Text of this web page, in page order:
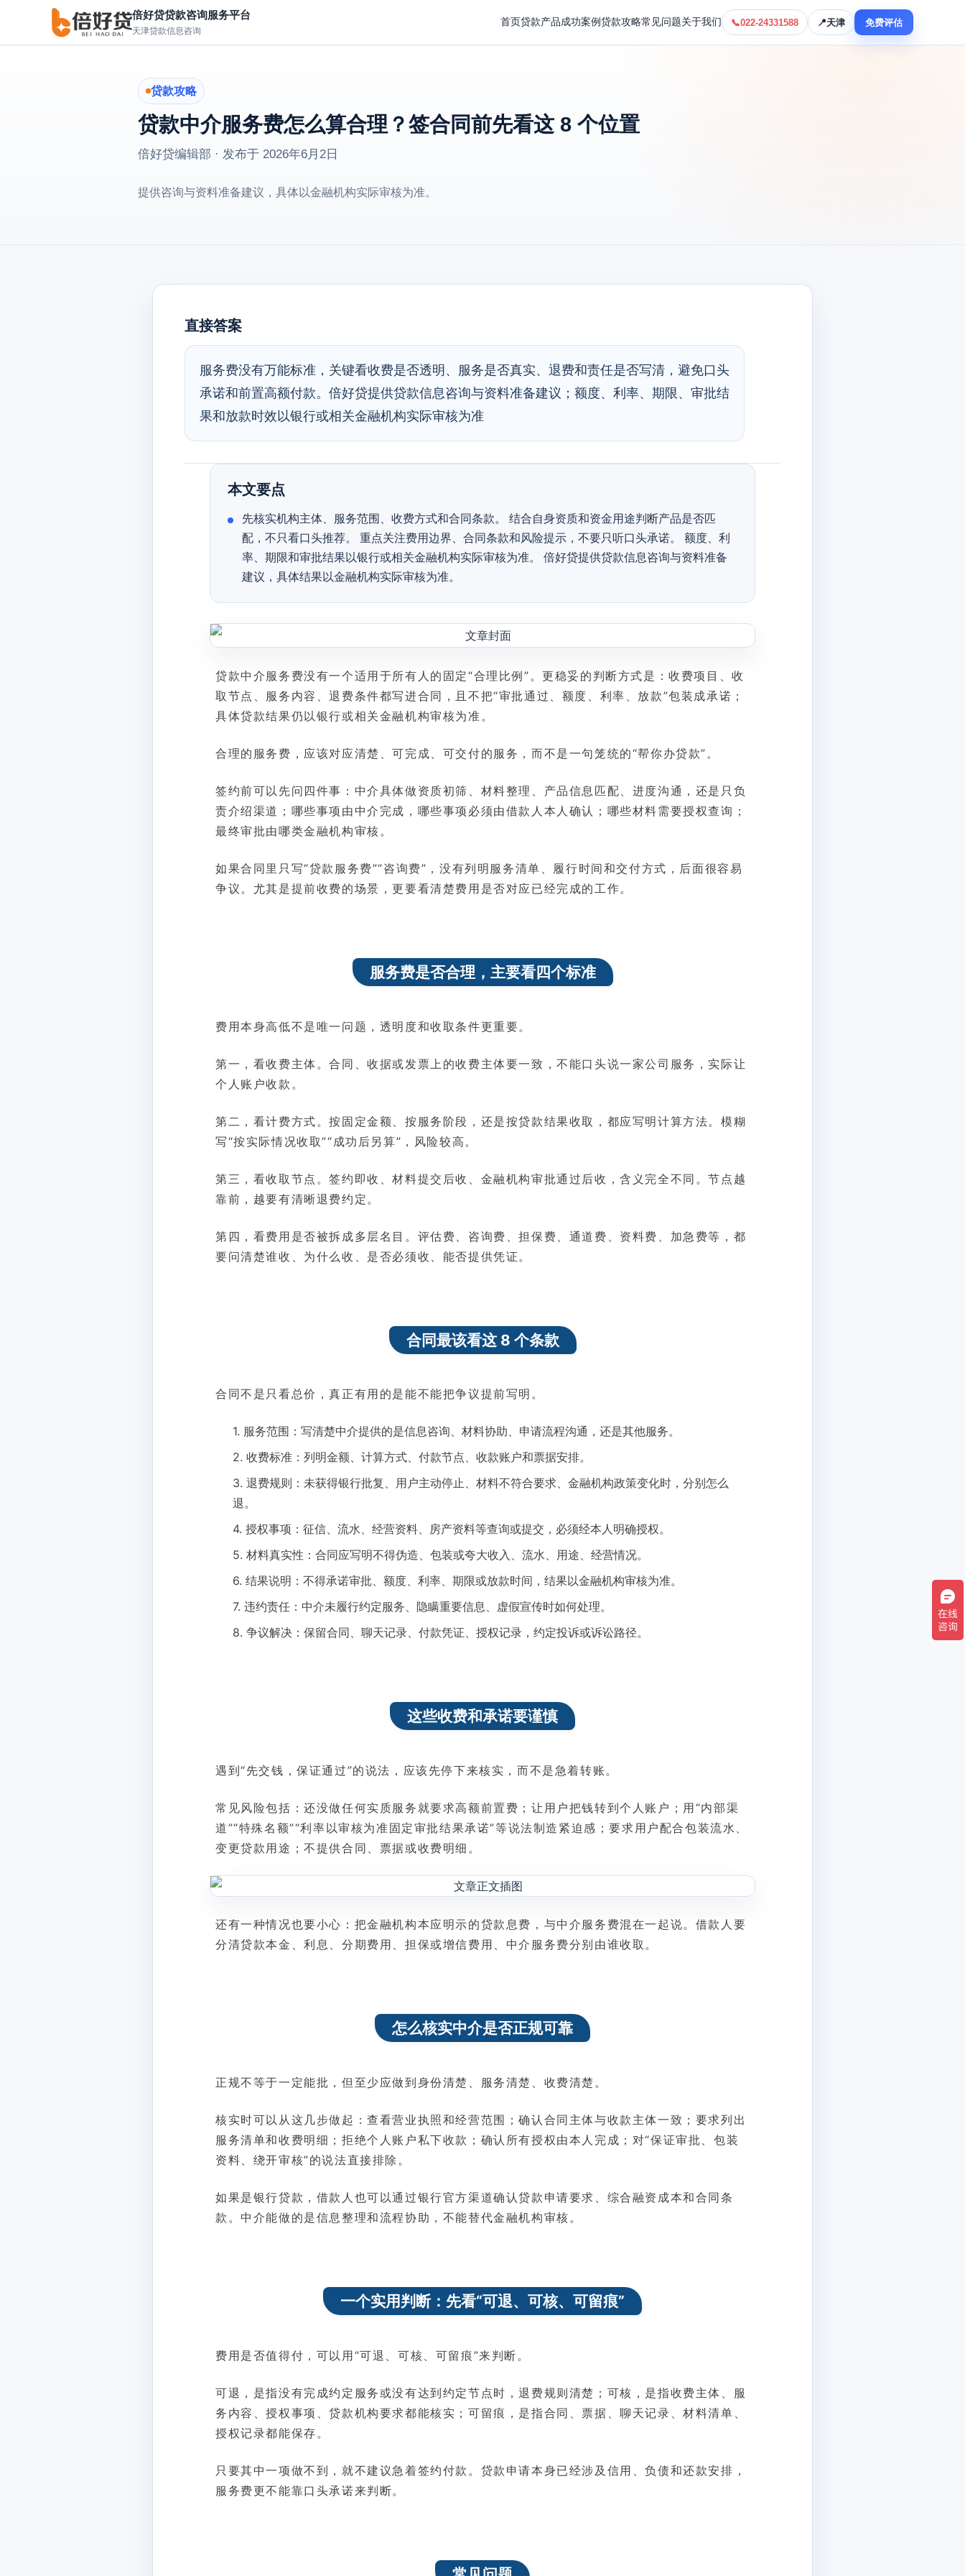
倍好贷贷款咨询服务平台
天津贷款信息咨询
首页贷款产品成功案例 贷款攻略常见问题关于我们 📞022-24331588 📍天津 免费评估
贷款攻略
贷款中介服务费怎么算合理？签合同前先看这 8 个位置
倍好贷编辑部 · 发布于 2026年6月2日
提供咨询与资料准备建议，具体以金融机构实际审核为准。
直接答案
服务费没有万能标准，关键看收费是否透明、服务是否真实、退费和责任是否写清，避免口头
承诺和前置高额付款。倍好贷提供贷款信息咨询与资料准备建议；额度、利率、期限、审批结
果和放款时效以银行或相关金融机构实际审核为准
本文要点
先核实机构主体、服务范围、收费方式和合同条款。 结合自身资质和资金用途判断产品是否匹
配，不只看口头推荐。 重点关注费用边界、合同条款和风险提示，不要只听口头承诺。 额度、利
率、期限和审批结果以银行或相关金融机构实际审核为准。 倍好贷提供贷款信息咨询与资料准备
建议，具体结果以金融机构实际审核为准。
贷款中介服务费没有一个适用于所有人的固定“合理比例”。更稳妥的判断方式是：收费项目、收
取节点、服务内容、退费条件都写进合同，且不把“审批通过、额度、利率、放款”包装成承诺；
具体贷款结果仍以银行或相关金融机构审核为准。
合理的服务费，应该对应清楚、可完成、可交付的服务，而不是一句笼统的“帮你办贷款”。
签约前可以先问四件事：中介具体做资质初筛、材料整理、产品信息匹配、进度沟通，还是只负
责介绍渠道；哪些事项由中介完成，哪些事项必须由借款人本人确认；哪些材料需要授权查询；
最终审批由哪类金融机构审核。
如果合同里只写“贷款服务费”“咨询费”，没有列明服务清单、履行时间和交付方式，后面很容易
争议。尤其是提前收费的场景，更要看清楚费用是否对应已经完成的工作。
服务费是否合理，主要看四个标准
费用本身高低不是唯一问题，透明度和收取条件更重要。
第一，看收费主体。合同、收据或发票上的收费主体要一致，不能口头说一家公司服务，实际让
个人账户收款。
第二，看计费方式。按固定金额、按服务阶段，还是按贷款结果收取，都应写明计算方法。模糊
写“按实际情况收取”“成功后另算”，风险较高。
第三，看收取节点。签约即收、材料提交后收、金融机构审批通过后收，含义完全不同。节点越
靠前，越要有清晰退费约定。
第四，看费用是否被拆成多层名目。评估费、咨询费、担保费、通道费、资料费、加急费等，都
要问清楚谁收、为什么收、是否必须收、能否提供凭证。
合同最该看这 8 个条款
合同不是只看总价，真正有用的是能不能把争议提前写明。
1. 服务范围：写清楚中介提供的是信息咨询、材料协助、申请流程沟通，还是其他服务。
2. 收费标准：列明金额、计算方式、付款节点、收款账户和票据安排。
3. 退费规则：未获得银行批复、用户主动停止、材料不符合要求、金融机构政策变化时，分别怎么
退。
4. 授权事项：征信、流水、经营资料、房产资料等查询或提交，必须经本人明确授权。
5. 材料真实性：合同应写明不得伪造、包装或夸大收入、流水、用途、经营情况。
6. 结果说明：不得承诺审批、额度、利率、期限或放款时间，结果以金融机构审核为准。
7. 违约责任：中介未履行约定服务、隐瞒重要信息、虚假宣传时如何处理。
8. 争议解决：保留合同、聊天记录、付款凭证、授权记录，约定投诉或诉讼路径。
这些收费和承诺要谨慎
遇到“先交钱，保证通过”的说法，应该先停下来核实，而不是急着转账。
常见风险包括：还没做任何实质服务就要求高额前置费；让用户把钱转到个人账户；用“内部渠
道”“特殊名额”“利率以审核为准固定审批结果承诺”等说法制造紧迫感；要求用户配合包装流水、
变更贷款用途；不提供合同、票据或收费明细。
还有一种情况也要小心：把金融机构本应明示的贷款息费，与中介服务费混在一起说。借款人要
分清贷款本金、利息、分期费用、担保或增信费用、中介服务费分别由谁收取。
怎么核实中介是否正规可靠
正规不等于一定能批，但至少应做到身份清楚、服务清楚、收费清楚。
核实时可以从这几步做起：查看营业执照和经营范围；确认合同主体与收款主体一致；要求列出
服务清单和收费明细；拒绝个人账户私下收款；确认所有授权由本人完成；对“保证审批、包装
资料、绕开审核”的说法直接排除。
如果是银行贷款，借款人也可以通过银行官方渠道确认贷款申请要求、综合融资成本和合同条
款。中介能做的是信息整理和流程协助，不能替代金融机构审核。
一个实用判断：先看“可退、可核、可留痕”
费用是否值得付，可以用“可退、可核、可留痕”来判断。
可退，是指没有完成约定服务或没有达到约定节点时，退费规则清楚；可核，是指收费主体、服
务内容、授权事项、贷款机构要求都能核实；可留痕，是指合同、票据、聊天记录、材料清单、
授权记录都能保存。
只要其中一项做不到，就不建议急着签约付款。贷款申请本身已经涉及信用、负债和还款安排，
服务费更不能靠口头承诺来判断。